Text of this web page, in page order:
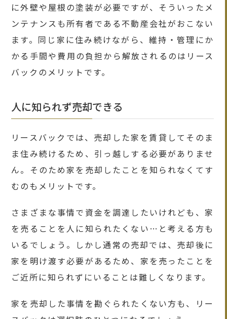
に外壁や屋根の塗装が必要ですが、そういったメ
ンテナンスも所有者である不動産会社がおこない
ます。同じ家に住み続けながら、維持・管理にか
かる手間や費用の負担から解放されるのはリース
バックのメリットです。
人に知られず売却できる
リースバックでは、売却した家を賃貸してそのま
ま住み続けるため、引っ越しする必要がありませ
ん。そのため家を売却したことを知られなくてす
むのもメリットです。
さまざまな事情で資金を調達したいけれども、家
を売ることを人に知られたくない…と考える方も
いるでしょう。しかし通常の売却では、売却後に
家を明け渡す必要があるため、家を売ったことを
ご近所に知られずにいることは難しくなります。
家を売却した事情を勘ぐられたくない方も、リー